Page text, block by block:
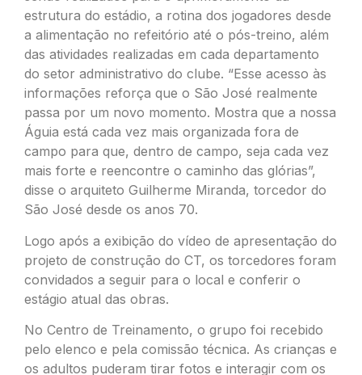
estrutura do estádio, a rotina dos jogadores desde
a alimentação no refeitório até o pós-treino, além
das atividades realizadas em cada departamento
do setor administrativo do clube. “Esse acesso às
informações reforça que o São José realmente
passa por um novo momento. Mostra que a nossa
Águia está cada vez mais organizada fora de
campo para que, dentro de campo, seja cada vez
mais forte e reencontre o caminho das glórias”,
disse o arquiteto Guilherme Miranda, torcedor do
São José desde os anos 70.
Logo após a exibição do vídeo de apresentação do
projeto de construção do CT, os torcedores foram
convidados a seguir para o local e conferir o
estágio atual das obras.
No Centro de Treinamento, o grupo foi recebido
pelo elenco e pela comissão técnica. As crianças e
os adultos puderam tirar fotos e interagir com os